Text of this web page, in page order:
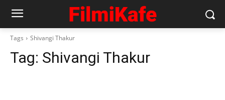
Tags Shivangi Thakur
Tag: Shivangi Thakur